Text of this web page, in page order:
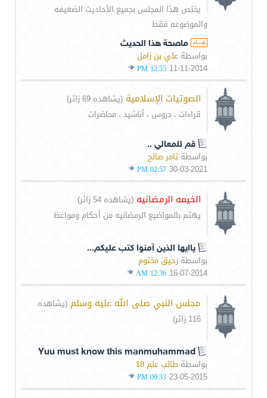
يختص هذا المجلس بجميع الأحاديث الضعيفه
والموضوعه فقط
ماصحة هذا الحديث
بواسطة علي بن زامل
11-11-2014
12:55 PM
الصوتيات الإسلامية (يشاهده 69 زائر)
قراءات ، دروس ، أناشيد ، محاضرات
قم للمعالي ..
بواسطة ثامر صالح
30-03-2021
02:57 PM
الخيمه الرمضانيه (يشاهده 54 زائر)
يهتم بالمواضيع الرمضانيه من أحكام ومواعظ
ياايها الذين آمنوا كتب عليكم...
بواسطة رحيق مختوم
16-07-2014
12:36 AM
مجلس النبي صلى الله عليه وسلم (يشاهده
116 زائر)
Yuu must know this manmuhammad
بواسطة طالب علم 18
23-05-2015
09:33 PM